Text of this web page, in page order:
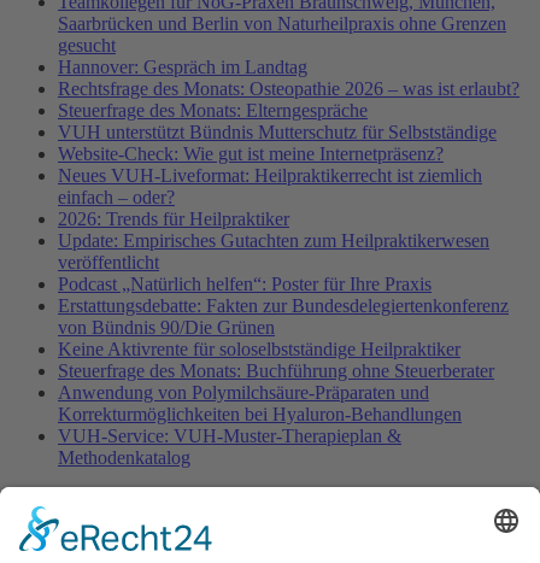
Saarbrücken und Berlin von Naturheilpraxis ohne Grenzen
gesucht
Hannover: Gespräch im Landtag
Rechtsfrage des Monats: Osteopathie 2026 – was ist erlaubt?
Steuerfrage des Monats: Elterngespräche
VUH unterstützt Bündnis Mutterschutz für Selbstständige
Website-Check: Wie gut ist meine Internetpräsenz?
Neues VUH-Liveformat: Heilpraktikerrecht ist ziemlich
einfach – oder?
2026: Trends für Heilpraktiker
Update: Empirisches Gutachten zum Heilpraktikerwesen
veröffentlicht
Podcast „Natürlich helfen“: Poster für Ihre Praxis
Erstattungsdebatte: Fakten zur Bundesdelegiertenkonferenz
von Bündnis 90/Die Grünen
Keine Aktivrente für soloselbstständige Heilpraktiker
Steuerfrage des Monats: Buchführung ohne Steuerberater
Anwendung von Polymilchsäure-Präparaten und
Korrekturmöglichkeiten bei Hyaluron-Behandlungen
VUH-Service: VUH-Muster-Therapieplan &
Methodenkatalog
Fachinformationen
Erstattungsfähige rezeptfreie Medikamente